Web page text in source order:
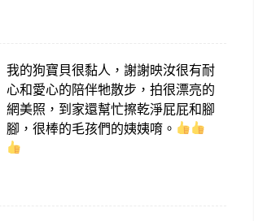
我的狗寶貝很黏人，謝謝映汝很有耐
心和愛心的陪伴牠散步，拍很漂亮的
網美照，到家還幫忙擦乾淨屁屁和腳
腳，很棒的毛孩們的姨姨唷。